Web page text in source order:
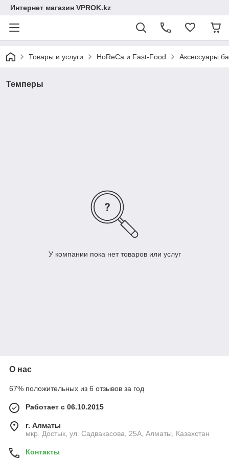
Интернет магазин VPROK.kz
Товары и услуги HoReCa и Fast-Food Аксессуары
Темперы
У компании пока нет товаров или услуг
О нас
67% положительных из 6 отзывов за год
Работает с 06.10.2015
г. Алматы
мкр. Достык, ул. Садвакасова, 25А, Алматы, Казахстан
Контакты